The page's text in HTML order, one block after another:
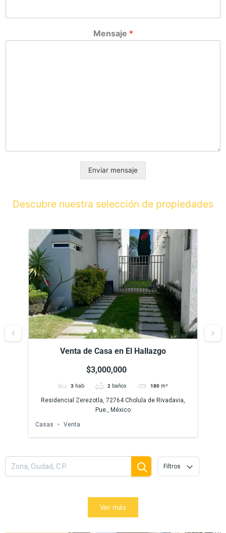
Mensaje *
Enviar mensaje
Descubre nuestra selección de propiedades
Venta de Casa en El Hallazgo, Zerezotla,
$3,000,000
hab baños
Residencial Zerezotla, 72764 Cholula de Rivadavia,
Pue., México
Casas
Filtros
Ver más